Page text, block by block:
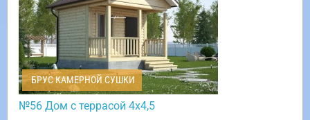
БРУС КАМЕРНОЙ СУШКИ
№56 Дом с террасой 4х4,5